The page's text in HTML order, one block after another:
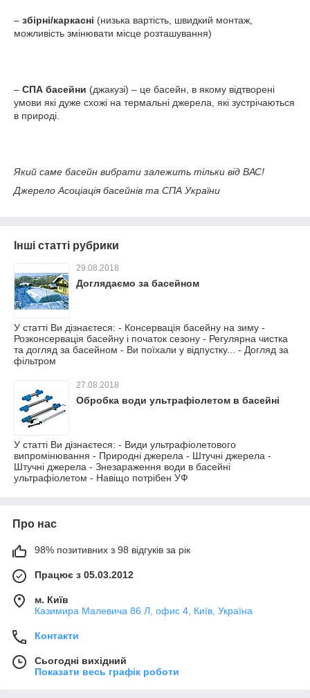
– збірні/каркасні (низька вартість, швидкий монтаж,
можливість змінювати місце розташування)
– СПА басейни (джакузі) – це басейн, в якому відтворені
умови які дуже схожі на термальні джерела, які зустрічаються
в природі.
Який саме басейн вибрати залежить тільки від ВАС!
Джерело Асоціація басейнів та СПА України
Інші статті рубрики
29.08.2018
Доглядаємо за басейном
У статті Ви дізнаєтеся: - Консервація басейну на зиму -
Розконсервація басейну і початок сезону - Регулярна чистка
та догляд за басейном - Ви поїхали у відпустку... - Догляд за
фільтром
27.08.2018
Обробка води ультрафіолетом в басейні
У статті Ви дізнаєтеся: - Види ультрафіолетового
випромінювання - Природні джерела - Штучні джерела -
Штучні джерела - Знезараження води в басейні
ультрафіолетом - Навіщо потрібен УФ
Про нас
98% позитивних з 98 відгуків за рік
Працює з 05.03.2012
м. Київ
Казимира Малевича 86 Л, офис 4, Київ, Україна
Контакти
Сьогодні вихідний
Показати весь графік роботи